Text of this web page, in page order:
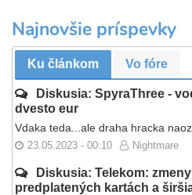
Najnovšie príspevky
Ku článkom Vo fóre
Diskusia: SpyraThree -
dvesto eur
Vdaka teda...ale draha hracka
23.05.2023 - 00:10 Nightmare
Diskusia: Telekom:
predplatených kartách a